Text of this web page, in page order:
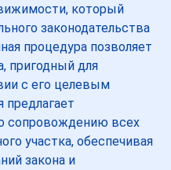
который
законодательства
процедура позволяет
пригодный для
с его целевым
предлагает
сопровождению всех
участка, обеспечивая
закона и